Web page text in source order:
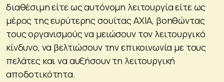
διαθέσιμη είτε ως αυτόνομη λειτουργία είτε ως
μέρος της ευρύτερης σουίτας AXIA, βοηθώντας
τους οργανισμούς να μειώσουν τον λειτουργικό
κίνδυνο, να βελτιώσουν την επικοινωνία με τους
πελάτες και να αυξήσουν τη λειτουργική
αποδοτικότητα.